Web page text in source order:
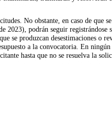
No obstante, en caso de que
podrán seguir registrándose
se produzcan desestimaciones o
a la convocatoria. En ningún
hasta que no se resuelva la